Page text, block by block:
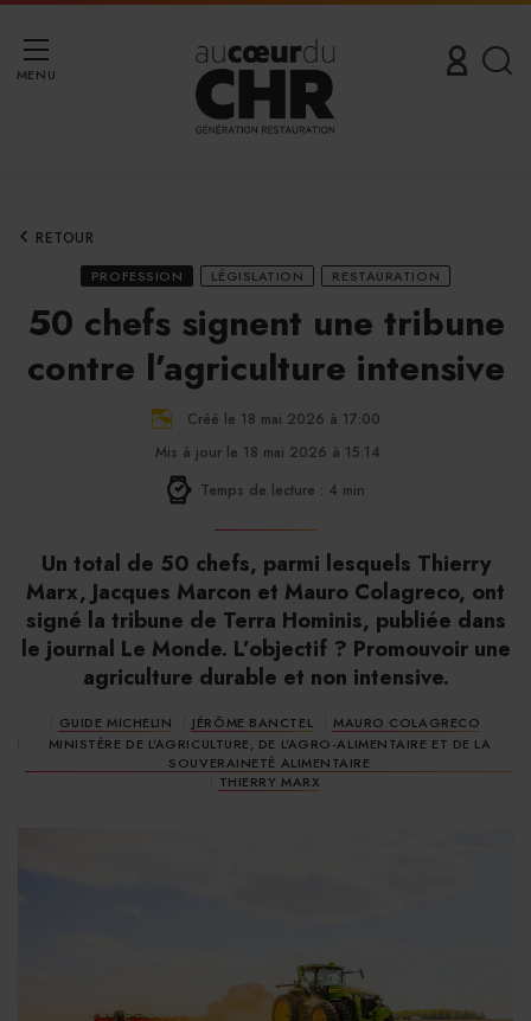
MENU
RETOUR
PROFESSION LÉGISLATION RESTAURATION
50 chefs signent une tribune
contre l’agriculture intensive
Créé le 18 mai 2026 à 17:00
Mis à jour le 18 mai 2026 à 15:14
Temps de lecture : 4 min
Un total de 50 chefs, parmi lesquels Thierry
Marx, Jacques Marcon et Mauro Colagreco, ont
signé la tribune de Terra Hominis, publiée dans
le journal Le Monde. L’objectif ? Promouvoir une
agriculture durable et non intensive.
GUIDE MICHELIN JÉRÔME BANCTEL
MAURO COLAGRECO
MINISTÈRE DE L’AGRICULTURE, DE L’AGRO-ALIMENTAIRE ET DE LA
SOUVERAINETÉ ALIMENTAIRE
THIERRY MARX